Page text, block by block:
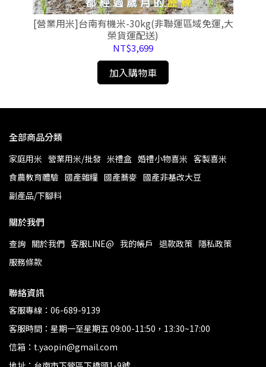
[營業用米]台南有機米-30kg(非聯運區域免運,大
榮貨運配送)
NT$3,699
加入購物車
全部商品分類
家庭用米 營業用米/批發 米禮盒 婚禮小物喜米 客製喜米
食農教育體驗 國產雜糧 國產蕎麥 國產非基改大豆
副產品/下腳料
關於我們
查詢 關於我們 客服LINE@ 我的帳戶 退款政策 隱私政策
服務條款
聯絡資訊
客服專線：06-689-9139
客服時間：星期一至星期五 09:00-11:50，13:30~17:00
信箱：t.yaopin@gmail.com